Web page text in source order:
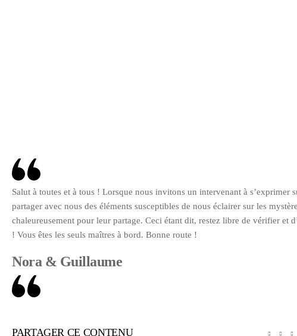
Salut à toutes et à tous ! Lorsque nous invitons un intervenant à s’exprimer
partager avec nous des éléments susceptibles de nous éclairer sur les
chaleureusement pour leur partage. Ceci étant dit, restez libre de vérifier et
! Vous êtes les seuls maîtres à bord. Bonne route !
Nora & Guillaume
PARTAGER CE CONTENU